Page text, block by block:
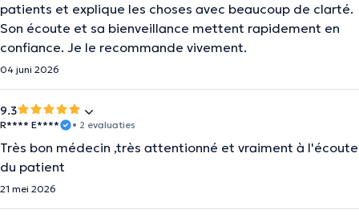
patients et explique les choses avec beaucoup de clarté.
Son écoute et sa bienveillance mettent rapidement en
confiance. Je le recommande vivement.
04 juni 2026
9.3
R**** E**** • 2 evaluaties
Très bon médecin ,très attentionné et vraiment à l'écoute
du patient
21 mei 2026